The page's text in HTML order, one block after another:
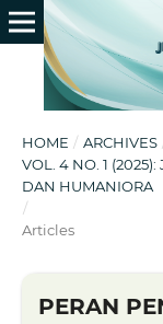
HOME / ARCHIVES
VOL. 4 NO. 1
DAN HUMANIORA
/
Articles
PERAN